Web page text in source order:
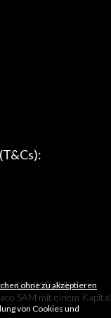
ohne zu akzeptieren
von Cookies und
- CRUISELINE
SAM mit einem Kapital